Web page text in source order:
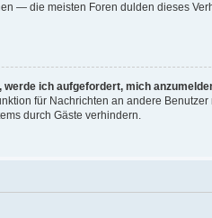
— die meisten Foren dulden dieses
ich aufgefordert, mich
für Nachrichten an andere
durch Gäste verhindern.